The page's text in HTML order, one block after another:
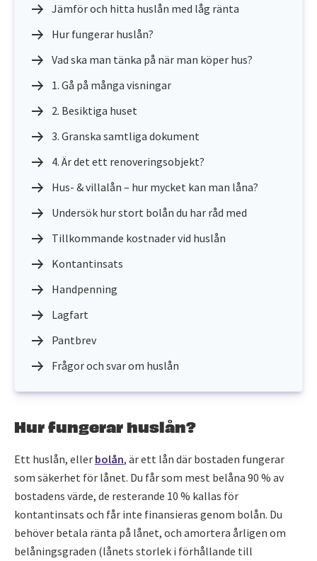
Jämför och hitta huslån med låg ränta
Hur fungerar huslån?
Vad ska man tänka på när man köper hus?
1. Gå på många visningar
2. Besiktiga huset
3. Granska samtliga dokument
4. Är det ett renoveringsobjekt?
Hus- & villalån – hur mycket kan man låna?
Undersök hur stort bolån du har råd med
Tillkommande kostnader vid huslån
Kontantinsats
Handpenning
Lagfart
Pantbrev
Frågor och svar om huslån
Hur fungerar huslån?
Ett huslån, eller bolån, är ett lån där bostaden fungerar
som säkerhet för lånet. Du får som mest belåna 90 % av
bostadens värde, de resterande 10 % kallas för
kontantinsats och får inte finansieras genom bolån. Du
behöver betala ränta på lånet, och amortera årligen om
belåningsgraden (lånets storlek i förhållande till